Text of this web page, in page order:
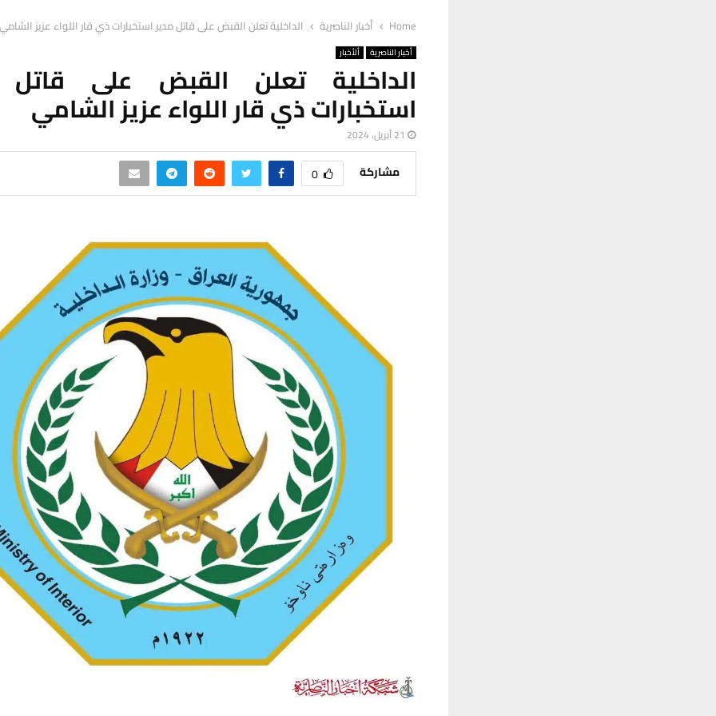
Home أخبار الناصرية الداخلية تعلن القبض على قاتل مدير استخبارات ذي قار اللواء عزيز الشامي
أخبار الناصرية ألأخبار
الداخلية تعلن القبض على قاتل
استخبارات ذي قار اللواء عزيز الشامي
21 أبريل، 2024
مشاركة 0